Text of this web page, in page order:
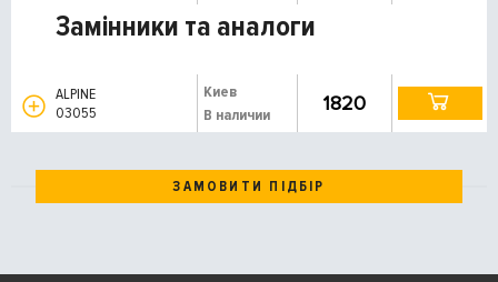
Замінники та аналоги
ALPINE
03055
Киев
В наличии
1820
ЗАМОВИТИ ПІДБІР